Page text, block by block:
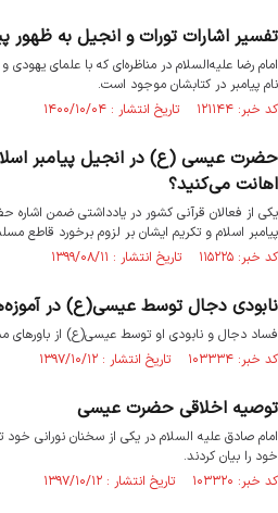
تفسیر اشارات تورات و انجیل به ظهور
امام رضا علیه‌السلام در مناظره‌ای که با علمای
نام پیامبر در کتابشان موجود است.
کد خبر: ۱۲۱۱۴۴ تاریخ انتشار : ۱۴۰۰/۱۰/۰۴
حضرت عیسی (ع) در انجیل پیامبر
اهانت می‌کنید؟
یکی از فعالان قرآنی کشور در یادداشتی ضمن
پیامبر اسلام و تکریم ایشان بر لزوم برخورد قاطع
کد خبر: ۱۱۵۲۲۵ تاریخ انتشار : ۱۳۹۹/۰۸/۱۱
نابودی دجال توسط عیسی(ع) در
فساد دجال و نابودی او توسط عیسی(ع) از
کد خبر: ۱۰۳۳۳۴ تاریخ انتشار : ۱۳۹۷/۱۰/۱۲
توصیه اخلاقی حضرت عیسی
امام صادق علیه السلام در یکی از سخنان نورانی
خود را بیان کردند.
کد خبر: ۱۰۳۳۲۰ تاریخ انتشار : ۱۳۹۷/۱۰/۱۲